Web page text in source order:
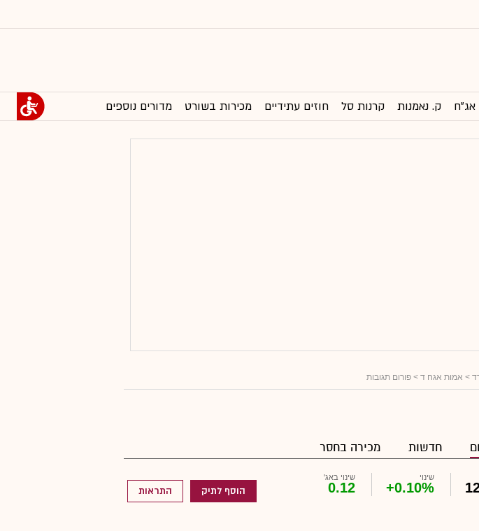
אג"ח ק. נאמנות קרנות סל חוזים עתידיים מכירות בשורט מדורים נוספים
> אמות אגח ד > פורום תגובות
חדשות מכירה בחסר
שינוי
+0.10%
שינוי באג'
0.12 הוסף לתיק התראות